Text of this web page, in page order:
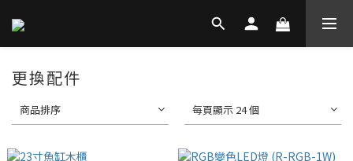
更換配件
商品排序 每頁顯示 24 個